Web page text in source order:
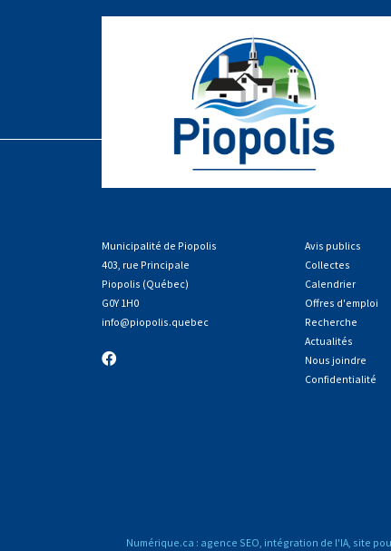
Municipalité de Piopolis
403, rue Principale
Piopolis (Québec)
G0Y 1H0
info@piopolis.quebec
Avis publics
Collectes
Calendrier
Offres d'emploi
Recherche
Actualités
Nous joindre
Confidentialité
Numérique.ca : agence SEO, intégration de l'IA, site